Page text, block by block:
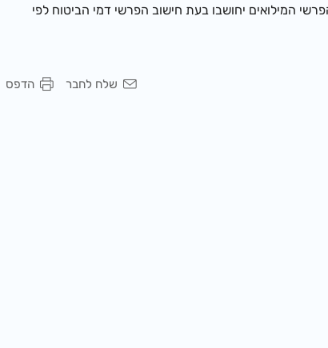
המילואים יחושבו בעת חישוב הפרשי דמי הביטוח לפי
הדפס שלח לחבר